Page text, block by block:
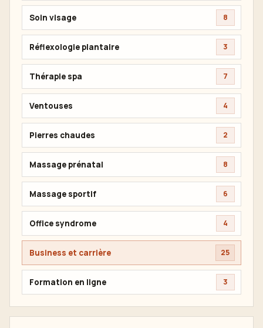
Soin visage 8
Réflexologie plantaire 3
Thérapie spa 7
Ventouses 4
Pierres chaudes 2
Massage prénatal 8
Massage sportif 6
Office syndrome 4
Business et carrière 25
Formation en ligne 3